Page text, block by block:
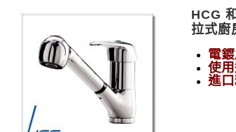
HCG
拉式廚
電
使
進